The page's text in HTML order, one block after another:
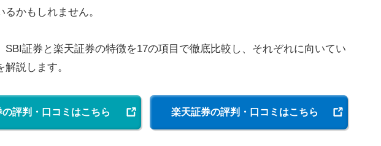
るかもしれません。
SBI証券と楽天証券の特徴を17の項目で徹底比較し、それぞれに向いてい
解説します。
評判・口コミはこちら 楽天証券の評判・口コミはこちら